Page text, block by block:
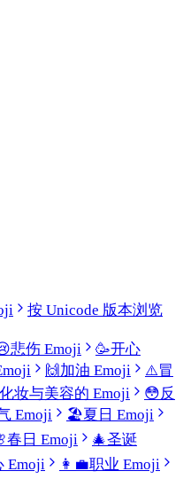
按 Unicode 版本浏览
悲伤 Emoji 🥳开心
🙌加油 Emoji ⚠️冒
化妆与美容的 Emoji 😳反
Emoji 🏖️夏日 Emoji
春日 Emoji 🎄圣诞
Emoji 👩‍💼职业 Emoji